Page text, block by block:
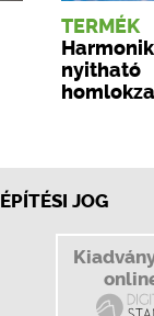
TERMÉK
nyitható
ÉPÍTÉSI JOG